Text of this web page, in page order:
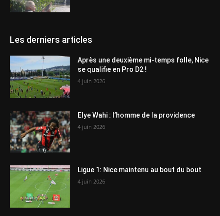
Les derniers articles
Après une deuxième mi-temps folle, Nice
se qualifie en Pro D2 !
4 juin 2026
Elye Wahi : l’homme de la providence
4 juin 2026
Ligue 1: Nice maintenu au bout du bout
4 juin 2026